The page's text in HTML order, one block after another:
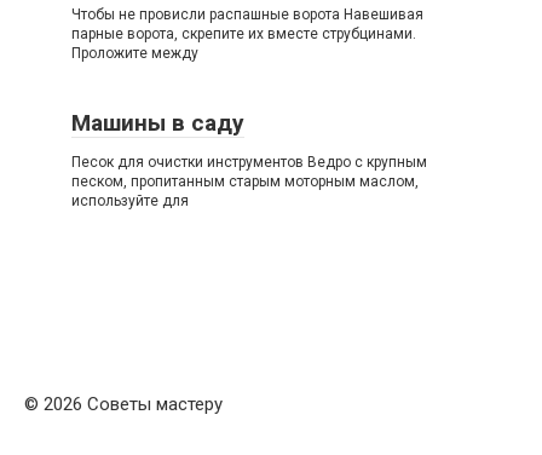
Чтобы не провисли распашные ворота Навешивая
парные ворота, скрепите их вместе струбцинами.
Проложите между
Машины в саду
Песок для очистки инструментов Ведро с крупным
песком, пропитанным старым моторным маслом,
используйте для
© 2026 Советы мастеру